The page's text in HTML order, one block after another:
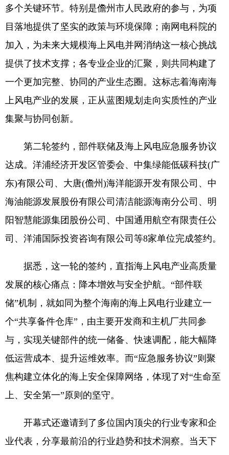
多个关键环节。特别是儋州市人民政府的参与，为项
目落地提供了坚实的政策与环境保障；南网电科院的
加入，为未来大规模海上风电并网消纳这一核心挑战
提供了技术支撑；各专业企业的汇聚，则共同构建了
一个更加完整、协同的产业生态圈。这标志着海南海
上风电产业的发展，正从蓝图规划走向实质性的产业
集聚与协同创新。
第二轮签约，部件联储及海上风电应急服务协议
达成。洋浦经济开发区管委会、中集绿能低碳科技(广
东)有限公司、大唐(儋州)海洋能源开发有限公司、中
海油能源发展股份有限公司清洁能源海南分公司、明
阳智慧能源集团股份公司、中国通用航空有限责任公
司、洋浦国际投资咨询有限公司等8家单位完成签约。
据悉，这一轮的签约，直指海上风电产业高质量
发展的核心痛点：降本增效与安全护航。“部件联
储”机制，就如同为整个海南的海上风电行业建立一
个“共享备件仓库”，由主要开发商和主机厂共同参
与，实现关键部件的统一储备、快速调配，能大幅降
低运营成本、提升运维效率。而“应急服务协议”则聚
焦构建立体化的海上安全保障网络，体现了对“生命至
上、安全第一”原则的坚守。
开幕式还邀请到了多位国内顶尖的行业专家和企
业代表，分享最前沿的行业趋势和技术洞察。当天下